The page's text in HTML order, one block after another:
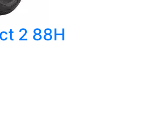
2 88H